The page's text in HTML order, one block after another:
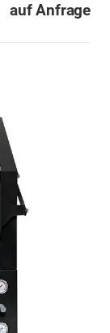
auf Anfrage